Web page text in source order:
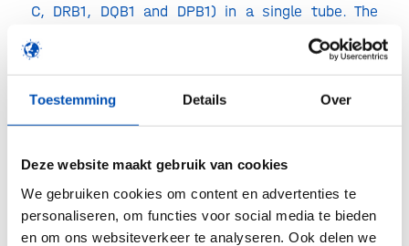
Toestemming Details Over
Deze website maakt gebruik van cookies
We gebruiken cookies om content en advertenties te
personaliseren, om functies voor social media te bieden
en om ons websiteverkeer te analyseren. Ook delen we
C, DRB1, DQB1 and DPB1) in a single tube. The
primer design is similar to the robust NGSgo-AmpX
approach, resulting in a product that delivers high
qualitydata, while the number of pipetting steps
Wietse MulderPhD, CEO of GenDx, commented:
document theseNGSgo products according to the
Health Canada IVD regulation. It took a great deal